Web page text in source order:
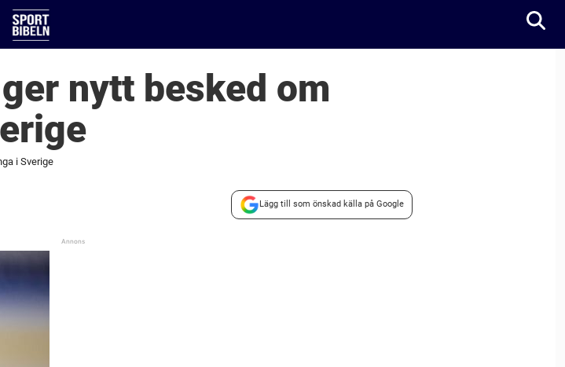
nytt besked om
i Sverige
Lägg till som önskad källa på Google